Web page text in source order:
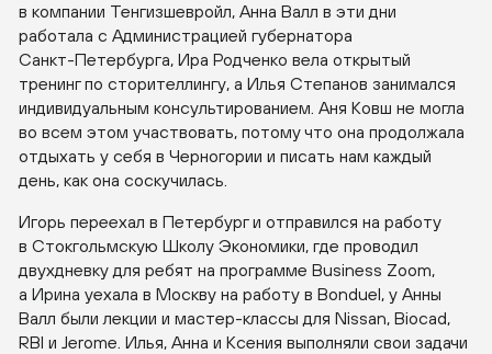
в компании Тенгизшевройл, Анна Валл в эти дни
работала с Администрацией губернатора
Санкт-Петербурга, Ира Родченко вела открытый
тренинг по сторителлингу, а Илья Степанов занимался
индивидуальным консультированием. Аня Ковш не могла
во всем этом участвовать, потому что она продолжала
отдыхать у себя в Черногории и писать нам каждый
день, как она соскучилась.
Игорь переехал в Петербург и отправился на работу
в Стокгольмскую Школу Экономики, где проводил
двухдневку для ребят на программе Business Zoom,
а Ирина уехала в Москву на работу в Bonduel, у Анны
Валл были лекции и мастер-классы для Nissan, Biocad,
RBI и Jerome. Илья, Анна и Ксения выполняли свои задачи